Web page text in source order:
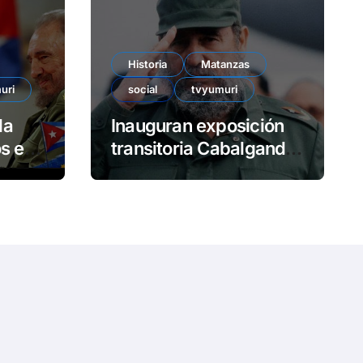
Historia
Matanzas
social
tvyumuri
Inauguran exposición
transitoria Cabalgando
con Fidel